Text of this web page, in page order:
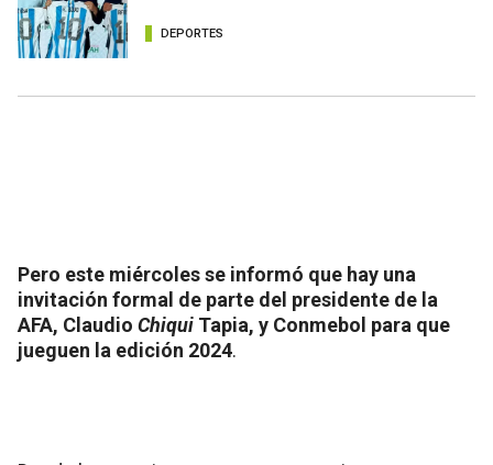
DEPORTES
Pero este miércoles se informó que hay una
invitación formal de parte del presidente de la
AFA, Claudio Chiqui Tapia, y Conmebol para que
jueguen la edición 2024.